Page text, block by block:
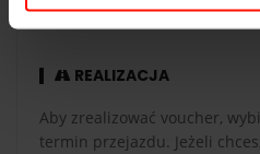
października.
REALIZACJA
Aby zrealizować voucher,
termin przejazdu. Jeżeli